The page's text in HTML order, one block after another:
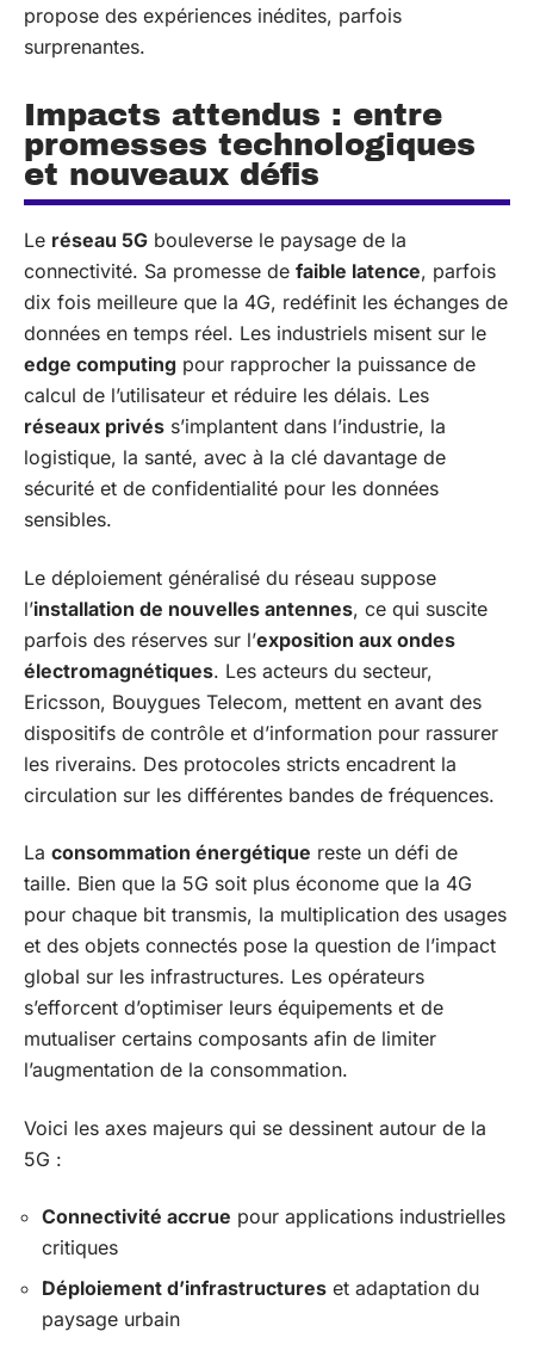
propose des expériences inédites, parfois
surprenantes.
Impacts attendus : entre
promesses technologiques
et nouveaux défis
Le réseau 5G bouleverse le paysage de la
connectivité. Sa promesse de faible latence, parfois
dix fois meilleure que la 4G, redéfinit les échanges de
données en temps réel. Les industriels misent sur le
edge computing pour rapprocher la puissance de
calcul de l’utilisateur et réduire les délais. Les
réseaux privés s’implantent dans l’industrie, la
logistique, la santé, avec à la clé davantage de
sécurité et de confidentialité pour les données
sensibles.
Le déploiement généralisé du réseau suppose
l’installation de nouvelles antennes, ce qui suscite
parfois des réserves sur l’exposition aux ondes
électromagnétiques. Les acteurs du secteur,
Ericsson, Bouygues Telecom, mettent en avant des
dispositifs de contrôle et d’information pour rassurer
les riverains. Des protocoles stricts encadrent la
circulation sur les différentes bandes de fréquences.
La consommation énergétique reste un défi de
taille. Bien que la 5G soit plus économe que la 4G
pour chaque bit transmis, la multiplication des usages
et des objets connectés pose la question de l’impact
global sur les infrastructures. Les opérateurs
s’efforcent d’optimiser leurs équipements et de
mutualiser certains composants afin de limiter
l’augmentation de la consommation.
Voici les axes majeurs qui se dessinent autour de la
5G :
Connectivité accrue pour applications industrielles
critiques
Déploiement d’infrastructures et adaptation du
paysage urbain